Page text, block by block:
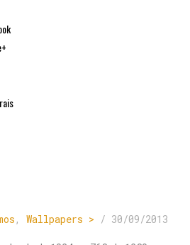
, Wallpapers > / 30/09/2013